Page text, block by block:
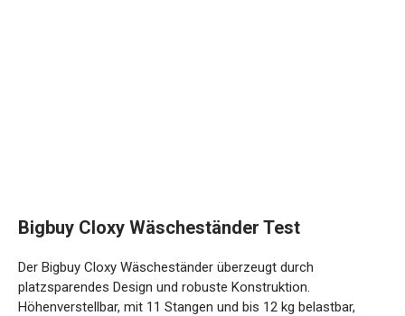
Bigbuy Cloxy Wäscheständer Test
Der Bigbuy Cloxy Wäscheständer überzeugt durch
platzsparendes Design und robuste Konstruktion.
Höhenverstellbar, mit 11 Stangen und bis 12 kg belastbar,